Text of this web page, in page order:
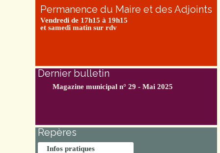
Permanence du Maire et des Adjoints
Vendredi de 17h15 à 19h15
et samedi matin sur rdv
Dernier bulletin
Magazine municipal n° 29 - Mai 2025
Repères
Infos pratiques